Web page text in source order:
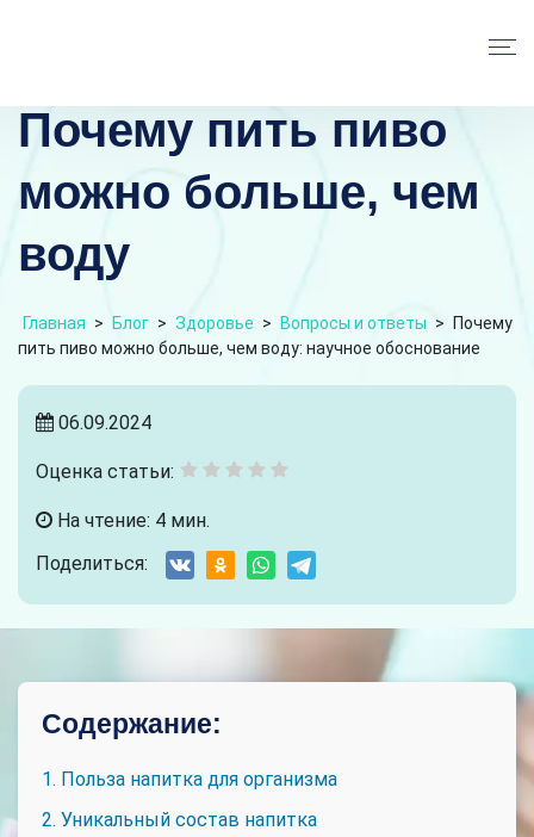
Почему пить пиво
можно больше, чем
воду
Главная > Блог > Здоровье > Вопросы и ответы >
Почему
пить пиво можно больше, чем воду: научное обоснование
06.09.2024
Оценка статьи:
На чтение: 4 мин.
Поделиться:
Содержание:
1. Польза напитка для организма
2. Уникальный состав напитка